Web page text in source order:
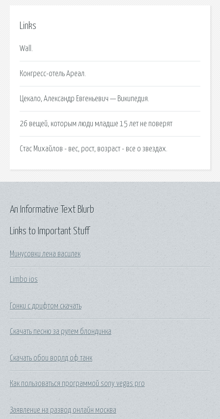
Links
Wall.
Конгресс-отель Ареал.
Цекало, Александр Евгеньевич — Википедия.
26 вещей, которым люди младше 15 лет не поверят
Стас Михайлов - вес, рост, возраст - все о звездах.
Links to Important Stuff
Минусовки лена василек
Limbo ios
Гонки с дрифтом скачать
Скачать песню за рулем блондинка
Скачать обои ворлд оф танк
Как пользоваться программой sony vegas pro
Заявление на развод онлайн москва
An Informative Text Blurb